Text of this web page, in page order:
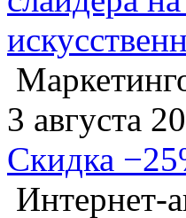
3 августа
Скидка
Интернет-